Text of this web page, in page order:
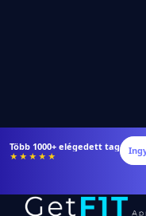
Több 1000+ elégedett tag
★★★★★
választás